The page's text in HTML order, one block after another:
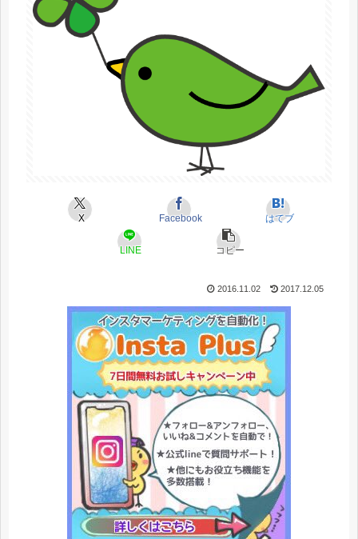
X Facebook はてブ
LINE コピー
2016.11.02 2017.12.05